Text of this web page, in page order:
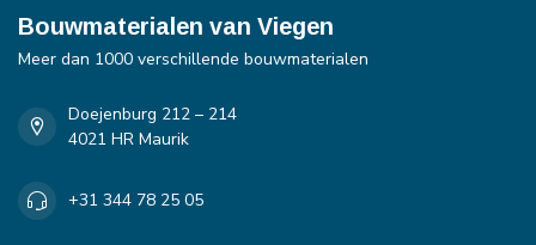
Bouwmaterialen van Viegen
Meer dan 1000 verschillende bouwmaterialen
Doejenburg 212 – 214
4021 HR Maurik
+31 344 78 25 05